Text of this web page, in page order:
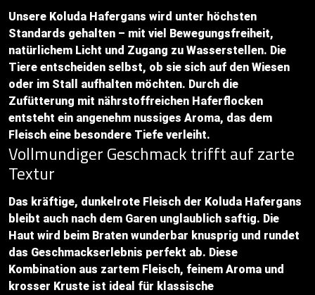
Unsere Koluda Hafergans wird unter höchsten
Standards gehalten – mit viel Bewegungsfreiheit,
natürlichem Licht und Zugang zu Wasserstellen. Die
Tiere entscheiden selbst, ob sie sich auf den Wiesen
oder im Stall aufhalten möchten. Durch die
Zufütterung mit nährstoffreichen Haferflocken
entsteht ein angenehm nussiges Aroma, das dem
Fleisch eine besondere Tiefe verleiht.
Vollmundiger Geschmack trifft auf zarte
Textur
Das kräftige, dunkelrote Fleisch der Koluda Hafergans
bleibt auch nach dem Garen unglaublich saftig. Die
Haut wird beim Braten wunderbar knusprig und rundet
das Geschmackserlebnis perfekt ab. Diese
Kombination aus zartem Fleisch, feinem Aroma und
krosser Kruste ist ideal für klassische